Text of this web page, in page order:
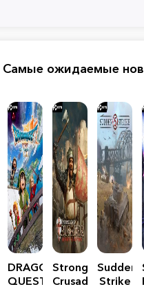
Самые ожидаемые
DRAGON
QUEST
Stronghold
Crusader:
Sudden
Strike